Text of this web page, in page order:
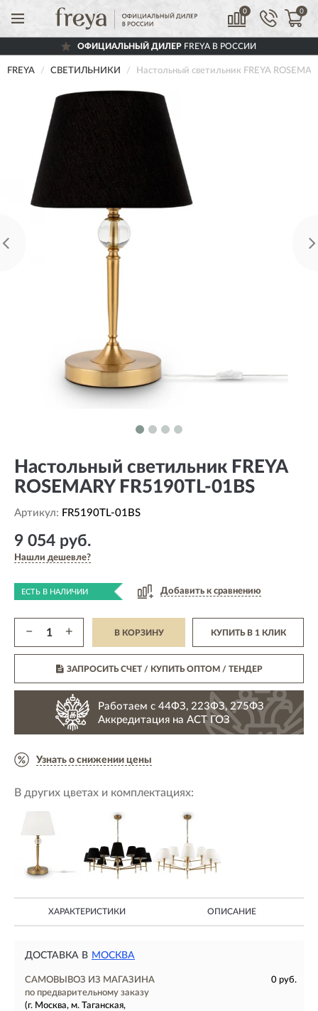
0 0
ОФИЦИАЛЬНЫЙ ДИЛЕРFREYA В РОССИИ
FREYA СВЕТИЛЬНИКИ Настольный светильник FREYA
Настольный светильник FREYA
ROSEMARY FR5190TL-01BS
Артикул: FR5190TL-01BS
9 054 руб.
Нашли дешевле?
ЕСТЬ В НАЛИЧИИ Добавить к сравнению
− + В КОРЗИНУ КУПИТЬ В 1 КЛИК
ЗАПРОСИТЬ СЧЕТ / КУПИТЬ ОПТОМ/ ТЕНДЕР
Работаем с 44ФЗ, 223ФЗ, 275ФЗ
Аккредитация на АСТ ГОЗ
Узнать о снижении цены
В других цветах и комплектациях:
ХАРАКТЕРИСТИКИ ОПИСАНИЕ
ДОСТАВКА В МОСКВА
САМОВЫВОЗ ИЗ МАГАЗИНА
0 руб.
по предварительному заказу
(г. Москва, м. Таганская,